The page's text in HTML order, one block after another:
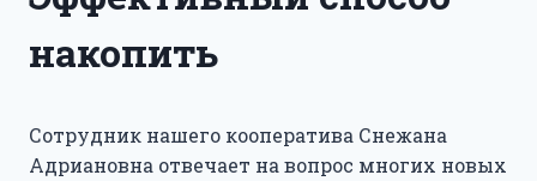
накопить
Сотрудник нашего кооператива Снежана
Адриановна отвечает на вопрос многих новых